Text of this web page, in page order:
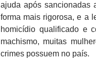
ajuda após sancionadas
forma mais rigorosa, e a
homicídio qualificado e
machismo, muitas
crimes possuem no país.